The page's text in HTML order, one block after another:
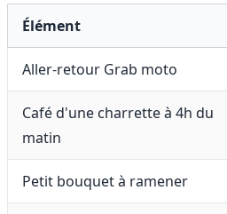
Élément
Aller-retour Grab moto
Café d'une charrette à 4h du
matin
Petit bouquet à ramener